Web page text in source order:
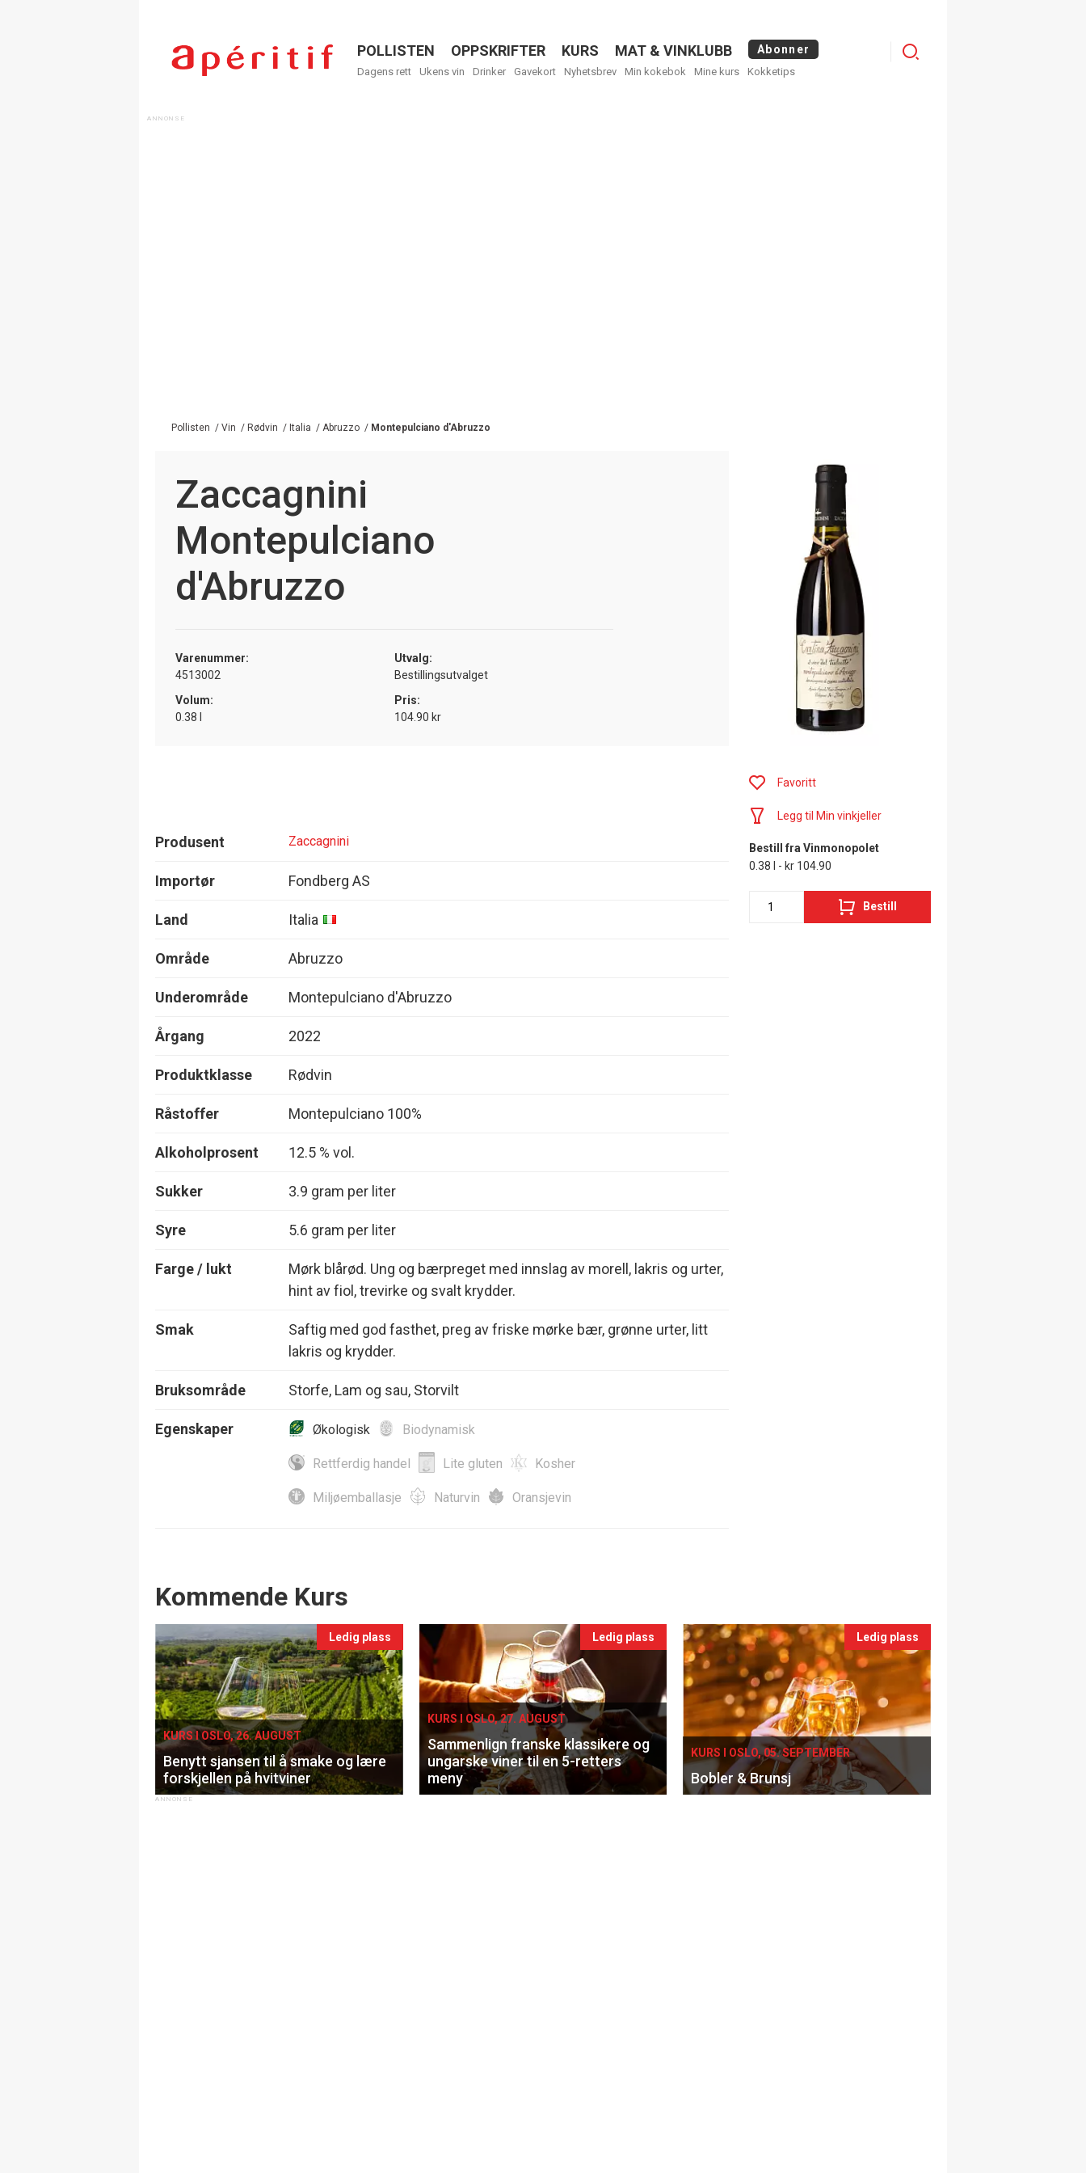
Menu
POLLISTEN OPPSKRIFTER KURS MAT & VINKLUBB Abonner
Dagens rett Ukens vin Drinker Gavekort Nyhetsbrev Min kokebok Mine kurs Kokketips
Menu
Pollisten / Vin / Rødvin / Italia / Abruzzo / Montepulciano d'Abruzzo
Zaccagnini
Montepulciano
d'Abruzzo
Varenummer:
4513002
Utvalg:
Bestillingsutvalget
Volum:
0.38 l
Pris:
104.90 kr
Produsent Zaccagnini
Importør Fondberg AS
Land Italia
Område Abruzzo
Underområde Montepulciano d'Abruzzo
Årgang 2022
Produktklasse Rødvin
Råstoffer Montepulciano 100%
Alkoholprosent 12.5 % vol.
Sukker 3.9 gram per liter
Syre 5.6 gram per liter
Farge / lukt
Mørk blårød. Ung og bærpreget med innslag av morell, lakris og urter,
hint av fiol, trevirke og svalt krydder.
Smak
Saftig med god fasthet, preg av friske mørke bær, grønne urter, litt
lakris og krydder.
Bruksområde Storfe, Lam og sau, Storvilt
Egenskaper Økologisk Biodynamisk
Rettferdig handel Lite gluten Kosher
Miljøemballasje Naturvin Oransjevin
Favoritt
Legg til Min vinkjeller
Bestill fra Vinmonopolet
0.38 l - kr 104.90
Bestill
Events
Kommende Kurs
Ledig plass
KURS I OSLO, 26. AUGUST
Benytt sjansen til å smake og lære
forskjellen på hvitviner
Ledig plass
KURS I OSLO, 27. AUGUST
Sammenlign franske klassikere og
ungarske viner til en 5-retters
meny
Ledig plass
KURS I OSLO, 05. SEPTEMBER
Bobler & Brunsj